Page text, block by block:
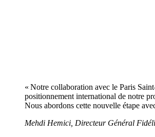
« Notre collaboration avec le Paris
positionnement international de notre
Nous abordons cette nouvelle étape
Mehdi Hemici, Directeur Général